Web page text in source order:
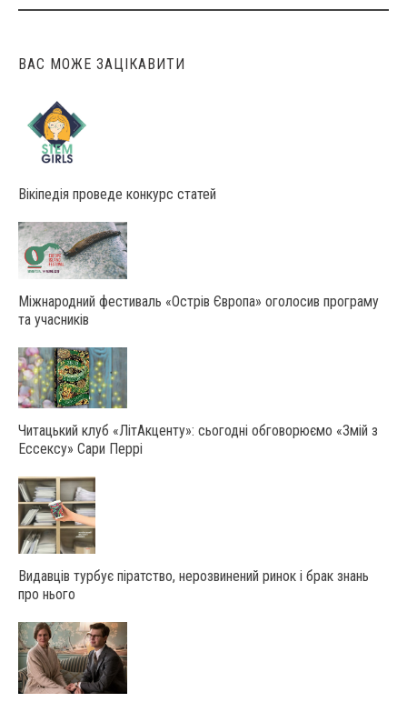
ВАС МОЖЕ ЗАЦІКАВИТИ
Вікіпедія проведе конкурс статей
Міжнародний фестиваль «Острів Європа» оголосив програму
та учасників
Читацький клуб «ЛітАкценту»: сьогодні обговорюємо «Змій з
Ессексу» Сари Перрі
Видавців турбує піратство, нерозвинений ринок і брак знань
про нього